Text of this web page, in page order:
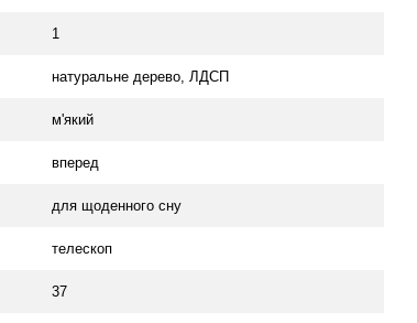
1
натуральне дерево, ЛДСП
м'який
вперед
для щоденного сну
телескоп
37